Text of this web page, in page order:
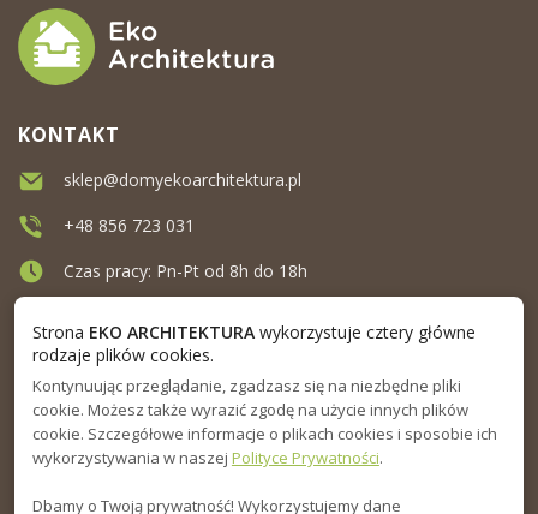
MENU
INFORMACJA
KONTAKT
sklep@domyekoarchitektura.pl
+48 856 723 031
Czas pracy: Pn-Pt od 8h do 18h
Strona EKO ARCHITEKTURAwykorzystuje cztery główne
rodzaje plików cookies.
Kontynuując przeglądanie, zgadzasz się na niezbędne pliki
cookie. Możesz także wyrazić zgodę na użycie innych plików
cookie. Szczegółowe informacje o plikach cookies i sposobie ich
wykorzystywania w naszej Polityce Prywatności.
Dbamy o Twoją prywatność! Wykorzystujemy dane